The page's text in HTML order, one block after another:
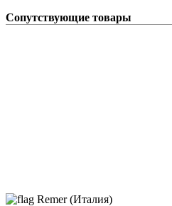
Сопутствующие товары
Remer (Италия)